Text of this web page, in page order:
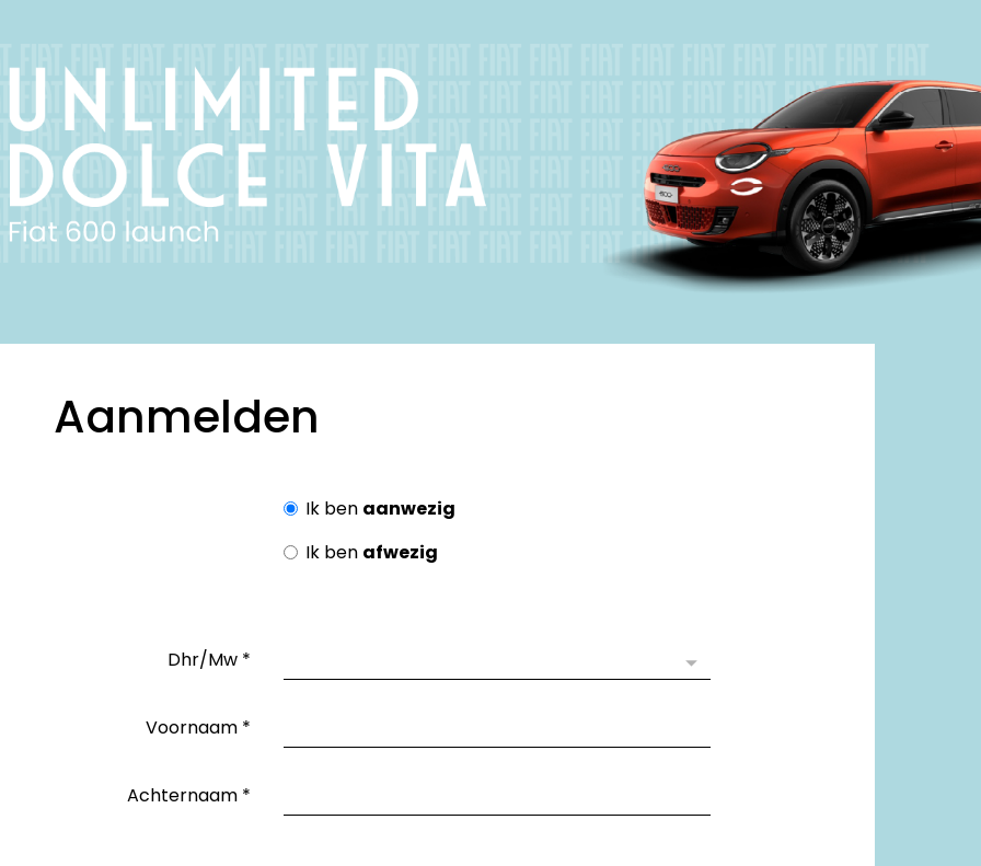
Aanmelden
Ik ben aanwezig
Ik ben afwezig
Dhr/Mw *
Voornaam *
Achternaam *